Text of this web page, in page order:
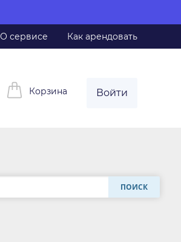
О сервисе Как арендовать
Корзина Войти
ПОИСК